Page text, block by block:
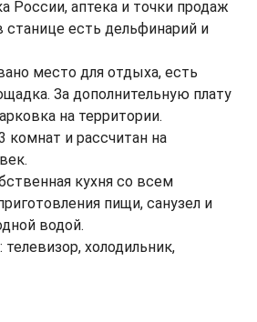
России, аптека и точки продаж
станице есть дельфинарий и
место для отдыха, есть
За дополнительную плату
на территории.
комнат и рассчитан на
кухня со всем
пищи, санузел и
водой.
холодильник,